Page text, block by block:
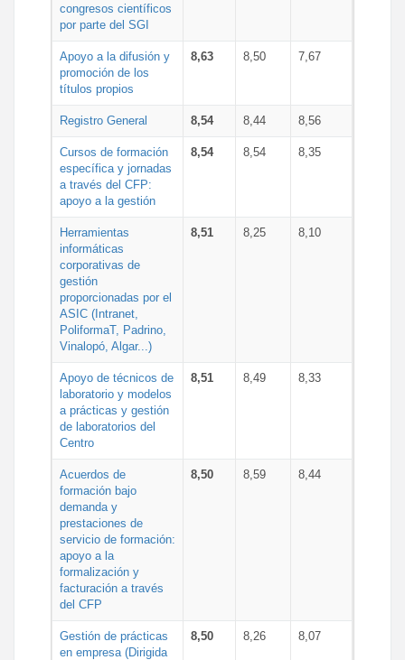
congresos científicos
por parte del SGI
Apoyo a la difusión y
promoción de los
títulos propios
8,63 8,50 7,67
Registro General 8,54 8,44 8,56
Cursos de formación
específica y jornadas
a través del CFP:
apoyo a la gestión
8,54 8,54 8,35
Herramientas
informáticas
corporativas de
gestión
proporcionadas por el
ASIC (Intranet,
PoliformaT, Padrino,
Vinalopó, Algar...)
8,51 8,25 8,10
Apoyo de técnicos de
laboratorio y modelos
a prácticas y gestión
de laboratorios del
Centro
8,51 8,49 8,33
Acuerdos de
formación bajo
demanda y
prestaciones de
servicio de formación:
apoyo a la
formalización y
facturación a través
del CFP
8,50 8,59 8,44
Gestión de prácticas
en empresa (Dirigida
8,50 8,26 8,07